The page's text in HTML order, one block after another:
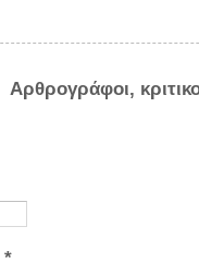
Αρθρογράφοι,
*